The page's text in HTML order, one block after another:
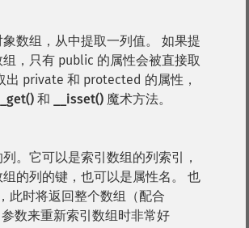
数组，从中提取一列值。 如果提
，只有 public 的属性会被直接取
出 private 和 protected 的属性，
__get() 和 __isset() 魔术方法。
。它可以是索引数组的列索引，
的列的键，也可以是属性名。 也
，此时将返回整个数组（配合
参数来重新索引数组时非常好